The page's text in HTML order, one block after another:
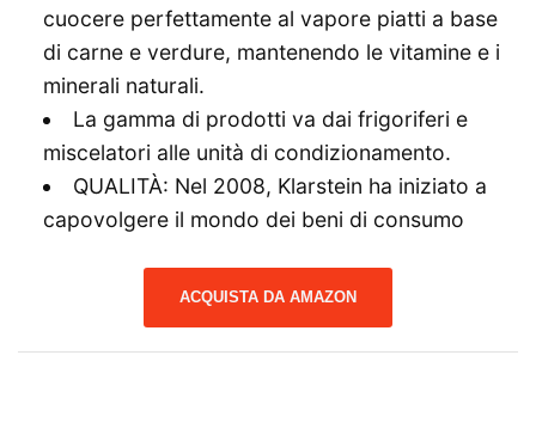
cuocere perfettamente al vapore piatti a base
di carne e verdure, mantenendo le vitamine e i
minerali naturali.
La gamma di prodotti va dai frigoriferi e
miscelatori alle unità di condizionamento.
QUALITÀ: Nel 2008, Klarstein ha iniziato a
capovolgere il mondo dei beni di consumo
ACQUISTA DA AMAZON